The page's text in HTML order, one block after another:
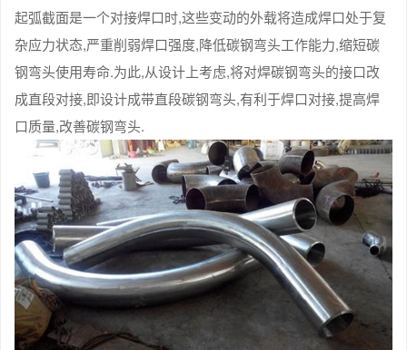
起弧截面是一个对接焊口时,这些变动的外载将造成焊口处于复
杂应力状态,严重削弱焊口强度,降低碳钢弯头工作能力,缩短碳
钢弯头使用寿命.为此,从设计上考虑,将对焊碳钢弯头的接口改
成直段对接,即设计成带直段碳钢弯头,有利于焊口对接,提高焊
口质量,改善碳钢弯头.